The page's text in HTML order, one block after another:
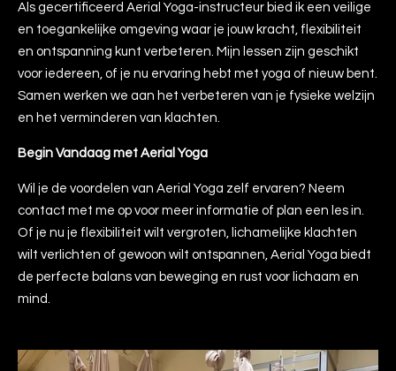
Als gecertificeerd Aerial Yoga-instructeur bied ik een veilige
en toegankelijke omgeving waar je jouw kracht, flexibiliteit
en ontspanning kunt verbeteren. Mijn lessen zijn geschikt
voor iedereen, of je nu ervaring hebt met yoga of nieuw bent.
Samen werken we aan het verbeteren van je fysieke welzijn
en het verminderen van klachten.
Begin Vandaag met Aerial Yoga
Wil je de voordelen van Aerial Yoga zelf ervaren? Neem
contact met me op voor meer informatie of plan een les in.
Of je nu je flexibiliteit wilt vergroten, lichamelijke klachten
wilt verlichten of gewoon wilt ontspannen, Aerial Yoga biedt
de perfecte balans van beweging en rust voor lichaam en
mind.